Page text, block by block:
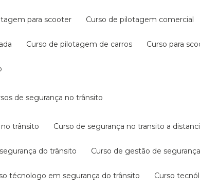
para scooter curso de pilotagem comercial
curso de pilotagem de carros curso para
de segurança no trânsito
no trânsito curso de segurança no transito a
segurança do trânsito curso de gestão de
técnologo em segurança do trânsito curso